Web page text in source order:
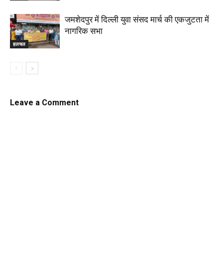
हलचल
जमशेदपुर में दिल्ली युवा संसद मार्च की एकजुटता में
नागरिक सभा
Leave a Comment